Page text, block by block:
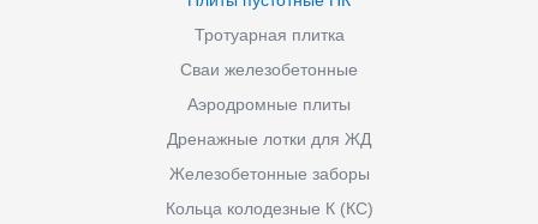
Тротуарная плитка
Сваи железобетонные
Аэродромные плиты
Дренажные лотки для ЖД
Железобетонные заборы
Кольца колодезные К (КС)